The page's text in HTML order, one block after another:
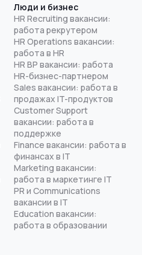
Люди и бизнес
HR Recruiting вакансии:
работа рекрутером
HR Operations вакансии:
работа в HR
HR BP вакансии: работа
HR-бизнес-партнером
Sales вакансии: работа в
продажах IT-продуктов
Customer Support
вакансии: работа в
поддержке
Finance вакансии: работа в
финансах в IT
Marketing вакансии:
работа в маркетинге IT
PR и Communications
вакансии в IT
Education вакансии:
работа в образовании